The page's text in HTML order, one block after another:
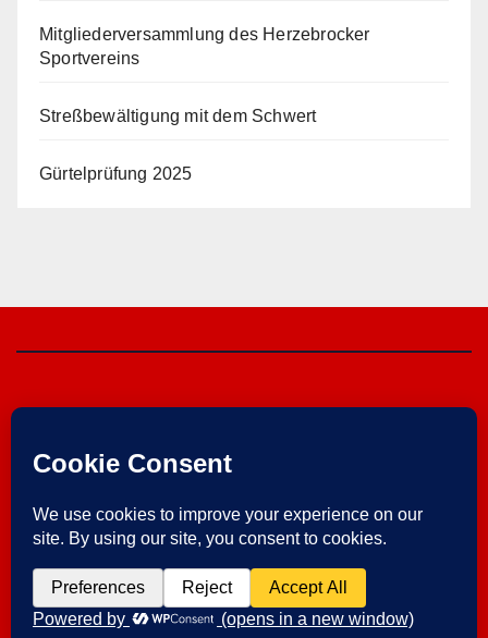
Mitgliederversammlung des Herzebrocker
Sportvereins
Streßbewältigung mit dem Schwert
Gürtelprüfung 2025
Herzebrocker SV
von 1925 e.V.